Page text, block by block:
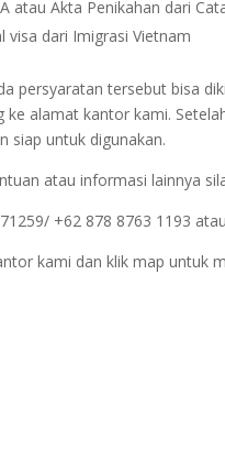
atau Akta Penikahan dari
visa dari Imigrasi Vietnam
persyaratan tersebut bisa
ke alamat kantor kami.
siap untuk digunakan.
atau informasi lainnya
+62 878 8763 1193
kami dan klik map untuk